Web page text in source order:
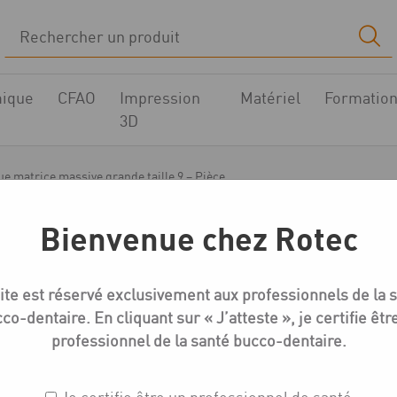
CFAO
Impression
3D
Matériel
matrice massive grande taille 9 – Pièce
Plaque matrice
Pièce
Bienvenue chez Rotec
est réservé exclusivement aux professionnels de la
dentaire. En cliquant sur « J’atteste », je certifie
professionnel de la santé bucco-dentaire.